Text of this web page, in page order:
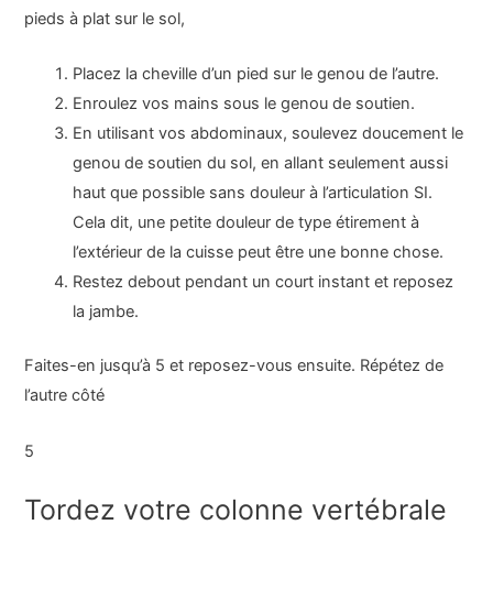
pieds à plat sur le sol,
Placez la cheville d’un pied sur le genou de l’autre.
Enroulez vos mains sous le genou de soutien.
En utilisant vos abdominaux, soulevez doucement le
genou de soutien du sol, en allant seulement aussi
haut que possible sans douleur à l’articulation SI.
Cela dit, une petite douleur de type étirement à
l’extérieur de la cuisse peut être une bonne chose.
Restez debout pendant un court instant et reposez
la jambe.
Faites-en jusqu’à 5 et reposez-vous ensuite. Répétez de
l’autre côté
5
Tordez votre colonne vertébrale